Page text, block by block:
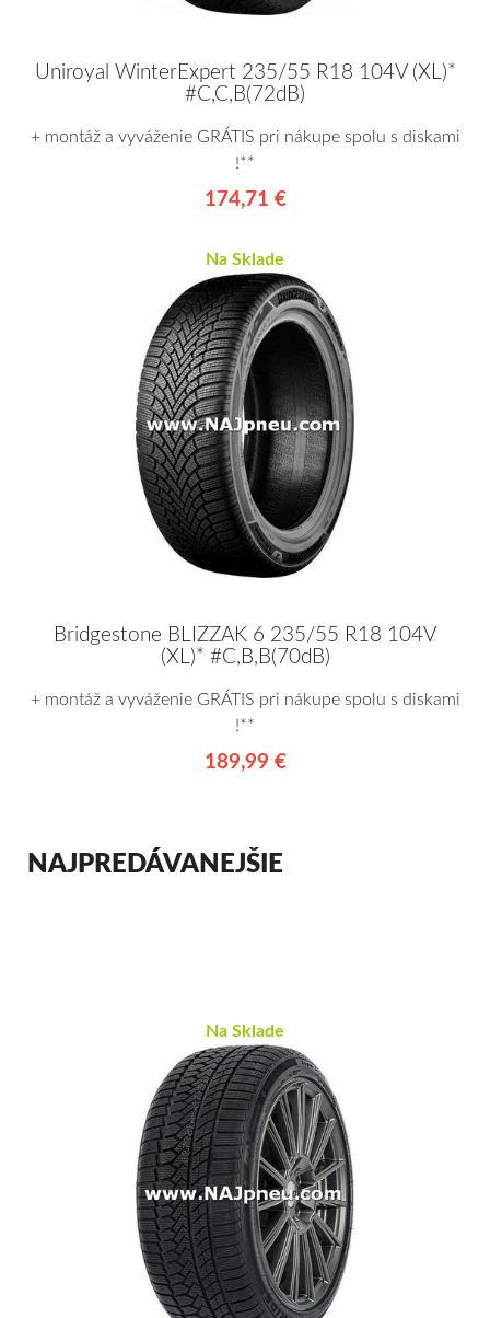
Uniroyal WinterExpert 235/55 R18 104V (XL)*
#C,C,B(72dB)
+ montáž a vyváženie GRÁTIS pri nákupe spolu s diskami
!**
174,71 €
Na Sklade
Bridgestone BLIZZAK 6 235/55 R18 104V
(XL)* #C,B,B(70dB)
+ montáž a vyváženie GRÁTIS pri nákupe spolu s diskami
!**
189,99 €
NAJPREDÁVANEJŠIE
Na Sklade